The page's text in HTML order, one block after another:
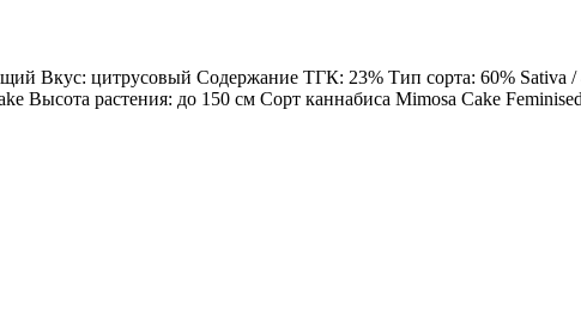
Вкус: цитрусовый Содержание ТГК: 23% Тип сорта: 60% Sativa
Высота растения: до 150 см Сорт каннабиса Mimosa Cake